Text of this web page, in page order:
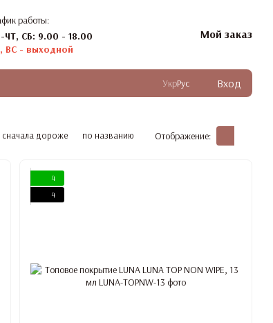
работы:
ЧТ, СБ: 9.00 - 18.00
ВС - выходной
Мой заказ
УкрРус Вход
сначала дороже по названию Отображение:
4
4